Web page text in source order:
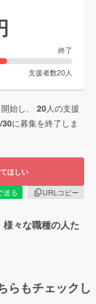
終了
支援者数20 人
始し、 20人の支援
30に募集を終了しま
ほしい
送る
URLコピー
々な職種の人た
らもチェックし